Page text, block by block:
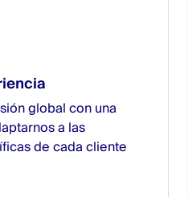
global con una
a las
de cada cliente